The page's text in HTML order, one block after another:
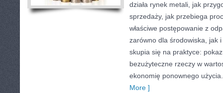
działa rynek metali, jak
sprzedaży, jak przebiega
właściwe postępowanie z
zarówno dla środowiska, jak
skupia się na praktyce:
bezużyteczne rzeczy w
ekonomię ponownego
More ]